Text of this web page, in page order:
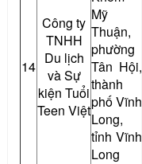
14
Công ty
TNHH
Du lịch
và Sự
kiện Tuổi
Teen Việt
Mỹ
Thuận,
phường
Tân Hội,
thành
phố Vĩnh
Long,
tỉnh Vĩnh
Long